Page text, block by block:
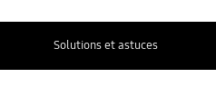
Solutions et astuces